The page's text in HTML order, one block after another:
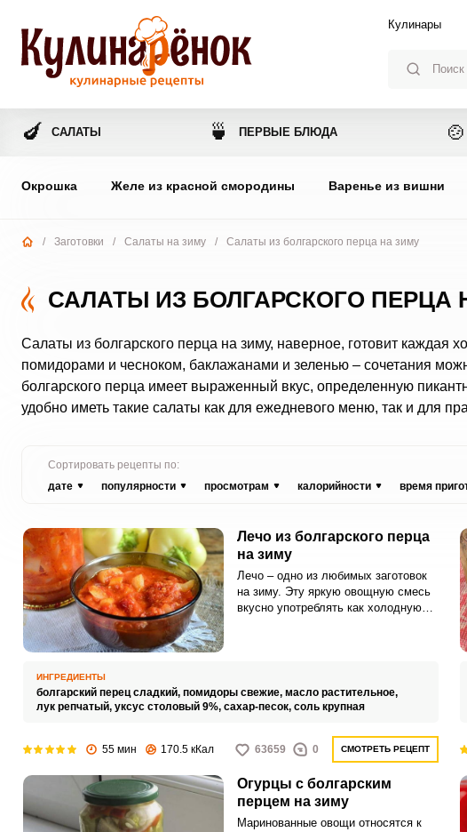
Кулинары
🍆 САЛАТЫ 🍵 ПЕРВЫЕ БЛЮДА 🍲
Окрошка Желе из красной смородины Варенье из вишни
/ Заготовки / Салаты на зиму / Салаты из болгарского перца на зиму
САЛАТЫ ИЗ БОЛГАРСКОГО ПЕРЦА
Салаты из болгарского перца на зиму, наверное, готовит
помидорами и чесноком, баклажанами и зеленью – сочетания
болгарского перца имеет выраженный вкус, определенную
удобно иметь такие салаты как для ежедневого меню, так и для
Сортировать рецепты по:
дате
популярности просмотрам калорийности время
Лечо из болгарского перца
на зиму
Лечо – одно из любимых заготовок
на зиму. Эту яркую овощную смесь
вкусно употреблять как холодную
ИНГРЕДИЕНТЫ
болгарский перец сладкий, помидоры свежие, масло растительное,
лук репчатый, уксус столовый 9%, сахар-песок, соль крупная
55 мин 170.5 кКал 63659 0 СМОТРЕТЬ РЕЦЕПТ
Огурцы с болгарским
перцем на зиму
Маринованные овощи относятся к